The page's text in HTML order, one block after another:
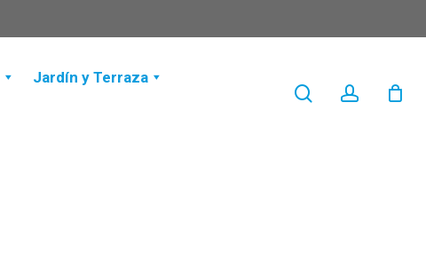
Jardín y Terraza
searchaccount